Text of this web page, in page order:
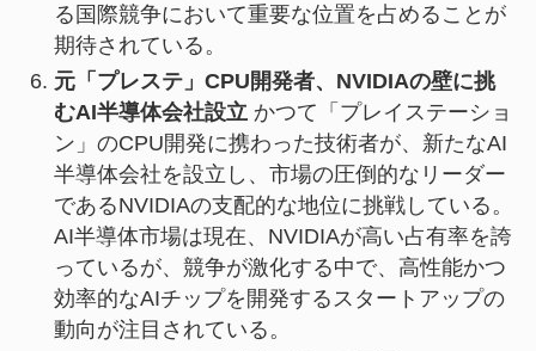
る国際競争において重要な位置を占めることが
期待されている。
元「プレステ」CPU開発者、NVIDIAの壁に挑
むAI半導体会社設立かつて「プレイステーショ
ン」のCPU開発に携わった技術者が、新たなAI
半導体会社を設立し、市場の圧倒的なリーダー
であるNVIDIAの支配的な地位に挑戦している。
AI半導体市場は現在、NVIDIAが高い占有率を誇
っているが、競争が激化する中で、高性能かつ
効率的なAIチップを開発するスタートアップの
動向が注目されている。